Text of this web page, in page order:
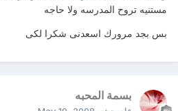
مستنيه تروح المدرسه ولا حاجه
بس بجد مرورك اسعدنى شكرا لكى
بسمة المحبه